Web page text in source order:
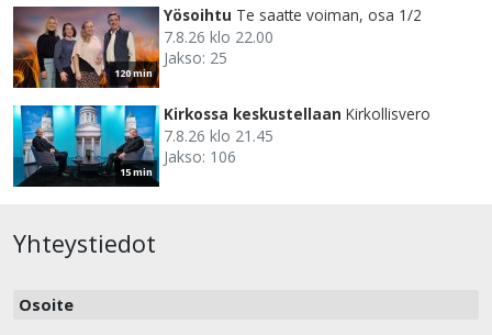
120 min
Yösoihtu Te saatte voiman, osa 1/2
7.8.26 klo 22.00
Jakso: 25
15 min
Kirkossa keskustellaan Kirkollisvero
7.8.26 klo 21.45
Jakso: 106
Yhteystiedot
Osoite